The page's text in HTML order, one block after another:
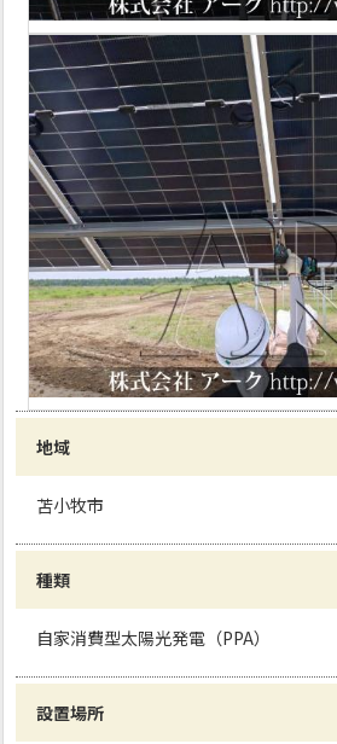
地域
苫小牧市
種類
自家消費型太陽光発電（PPA）
設置場所